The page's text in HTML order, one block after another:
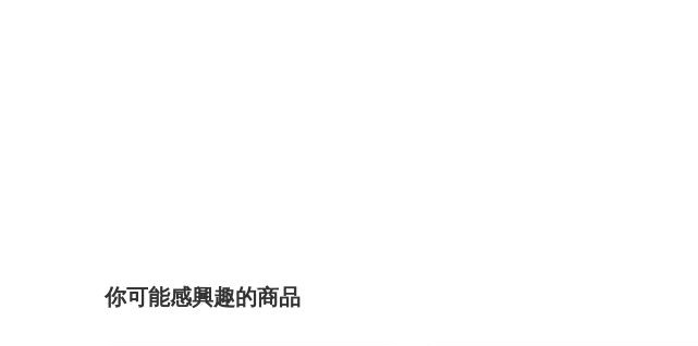
你可能感興趣的商品